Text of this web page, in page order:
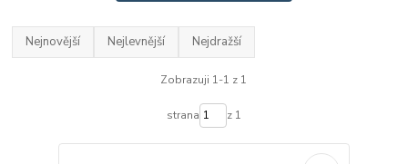
Nejnovější Nejlevnější Nejdražší
Zobrazuji 1-1 z 1
strana z 1